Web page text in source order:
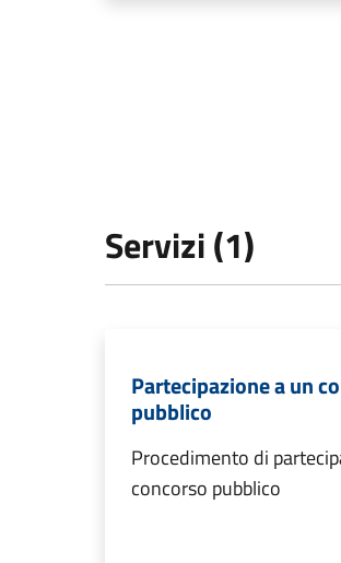
Servizi (1)
Partecipazione a un
pubblico
Procedimento di
concorso pubblico